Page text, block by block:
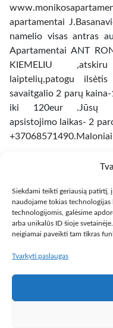
Siekdami teikti geriausią patirtį,
naudojame tokias technologijas
technologijomis, galėsime
arba unikalūs ID šioje
neigiamai paveikti tam tikras
Tvarkyti paslaugas
apartamentai
namelio visas antras
Apartamentai ANT
KIEMELIU
laiptelių,patogu
savaitgalio 2 parų
iki 120eur .Jūsų
apsistojimo laikas- 2
Palangos m. sav., J.
Copyright © 2013 –